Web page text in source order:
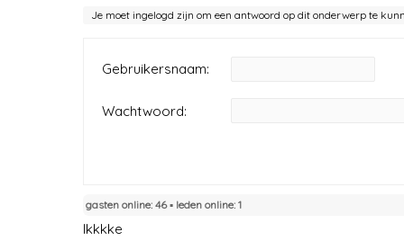
Je moet ingelogd zijn om een antwoord op dit onderwerp te
Gebruikersnaam:
Wachtwoord:
gasten online: 46 ▪︎ leden online: 1
Ikkkke